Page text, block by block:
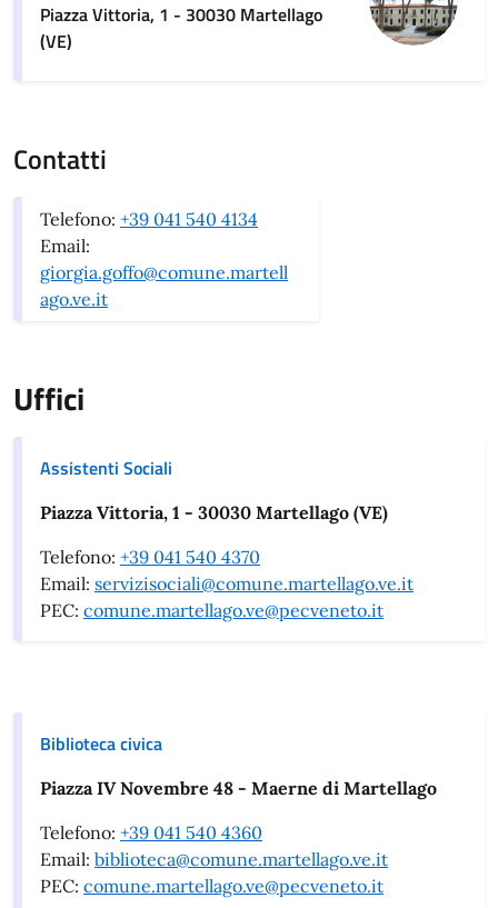
Piazza Vittoria, 1 - 30030 Martellago
(VE)
Contatti
Telefono: +39 041 540 4134
Email:
giorgia.goffo@comune.martell
ago.ve.it
Uffici
Assistenti Sociali
Piazza Vittoria, 1 - 30030 Martellago (VE)
Telefono: +39 041 540 4370
Email: servizisociali@comune.martellago.ve.it
PEC: comune.martellago.ve@pecveneto.it
Biblioteca civica
Piazza IV Novembre 48 - Maerne di Martellago
Telefono: +39 041 540 4360
Email: biblioteca@comune.martellago.ve.it
PEC: comune.martellago.ve@pecveneto.it